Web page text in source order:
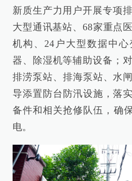
新质生产力用户开展专项
大型通讯基站、68家重点
机构、24户大型数据中
器、除湿机等辅助设备；
排涝泵站、排海泵站、水
导添置防台防汛设施，落
备件和相关抢修队伍，确
电。